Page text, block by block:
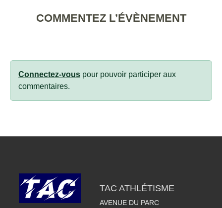
COMMENTEZ L’ÉVÈNEMENT
Connectez-vous pour pouvoir participer aux
commentaires.
TAC ATHLÉTISME
AVENUE DU PARC